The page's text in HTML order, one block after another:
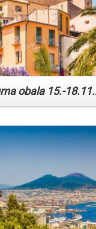
obala 15.-